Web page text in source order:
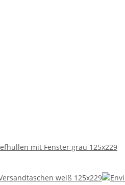
mit Fenster grau 125x229